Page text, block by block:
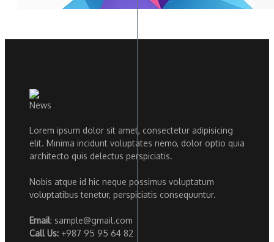
Lorem ipsum dolor sit amet, consectetur adipisicing
elit. Minima incidunt voluptates nemo, dolor optio quia
architecto quis delectus perspiciatis.
Nobis atque id hic neque possimus voluptatum
voluptatibus tenetur, perspiciatis consequuntur.
Email: sample@gmail.com
Call Us: +987 95 95 64 82